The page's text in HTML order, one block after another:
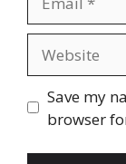
Save my
browser